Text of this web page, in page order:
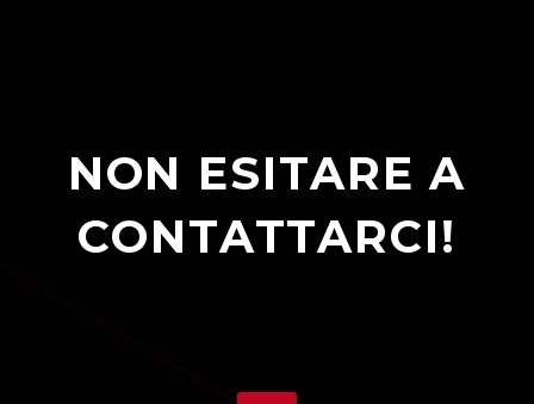
NON ESITARE A
CONTATTARCI!